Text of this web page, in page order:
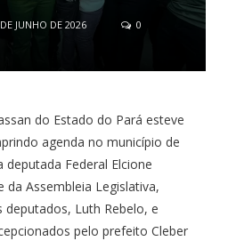
JUNHO DE 2026
0
do Estado do Pará esteve
agenda no município de
Federal Elcione
da Assembleia Legislativa,
Luth Rebelo, e
pelo prefeito Cleber